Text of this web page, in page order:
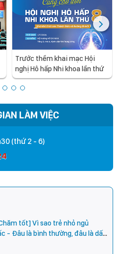
Trước thềm khai mạc Hội
nghị Hô hấp Nhi khoa lần thứ
8: Đi tìm lời giải cho những
thách thức và hướng đi mới
emLÀM VIỆC
(thứ 2 - 6)
tốt] Vì sao trẻ nhỏ ngủ
- Đâu là bình thường, đâu là dấu
ngay?